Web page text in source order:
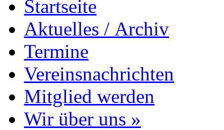
Startseite
Aktuelles / Archiv
Termine
Vereinsnachrichten
Mitglied werden
Wir über uns »